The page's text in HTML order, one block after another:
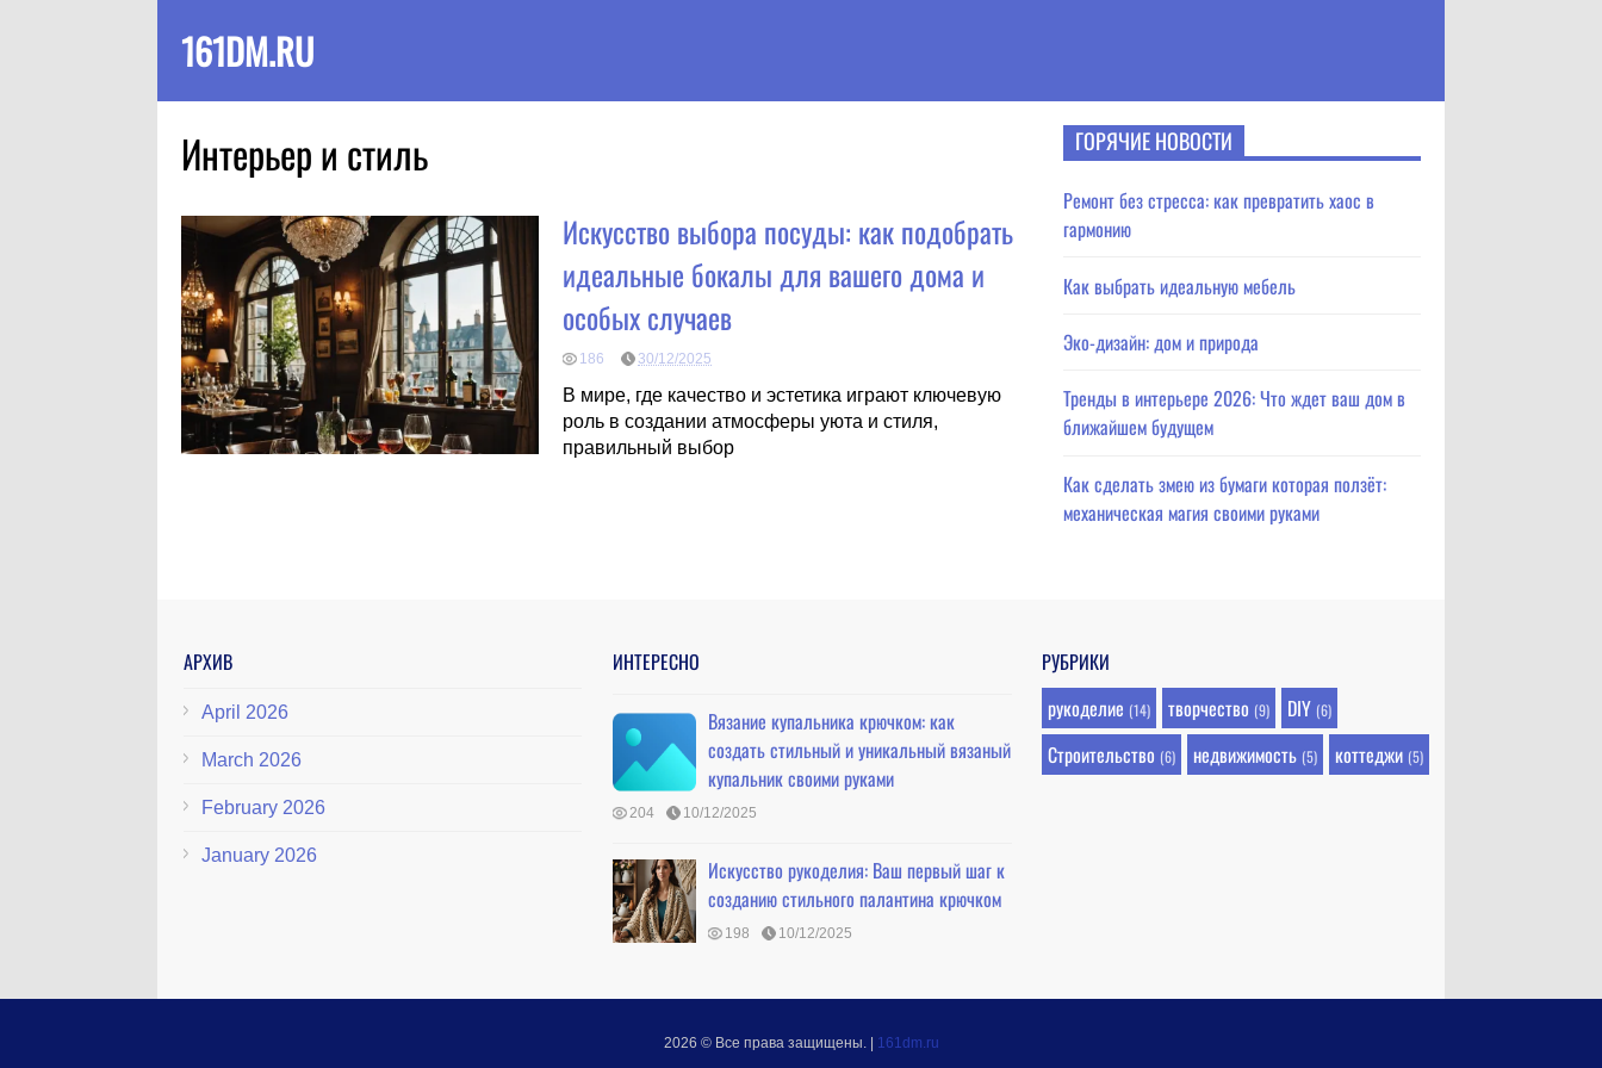
161DM.RU
Интерьер и стиль
Искусство выбора посуды: как подобрать
идеальные бокалы для вашего дома и
особых случаев
186 30/12/2025
В мире, где качество и эстетика играют ключевую
роль в создании атмосферы уюта и стиля,
правильный выбор
ГОРЯЧИЕ НОВОСТИ
Ремонт без стресса: как превратить хаос в
гармонию
Как выбрать идеальную мебель
Эко-дизайн: дом и природа
Тренды в интерьере 2026: Что ждет ваш дом в
ближайшем будущем
Как сделать змею из бумаги которая ползёт:
механическая магия своими руками
АРХИВ
April 2026
March 2026
February 2026
January 2026
ИНТЕРЕСНО
Вязание купальника крючком: как
создать стильный и уникальный вязаный
купальник своими руками
204 10/12/2025
Искусство рукоделия: Ваш первый шаг к
созданию стильного палантина крючком
198 10/12/2025
РУБРИКИ
рукоделие (14) творчество (9) DIY (6)
Строительство (6) недвижимость (5) коттеджи (5)
2026 © Все права защищены. | 161dm.ru